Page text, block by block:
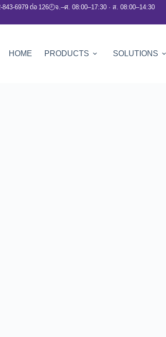
843-6979 ต่อ 126🕘จ.–ศ. 08:00–17:30 · ส. 08:00–14:30
HOME PRODUCTS SOLUTIONS